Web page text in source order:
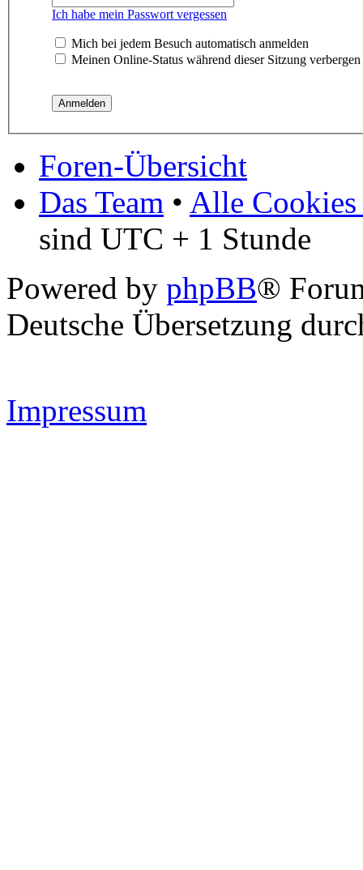
Ich habe mein Passwort vergessen
Mich bei jedem Besuch automatisch anmelden
Meinen Online-Status während dieser Sitzung verbergen
Foren-Übersicht
Das Team • Alle Cookies
sind UTC + 1 Stunde
Powered by phpBB®
Deutsche Übersetzung
Impressum